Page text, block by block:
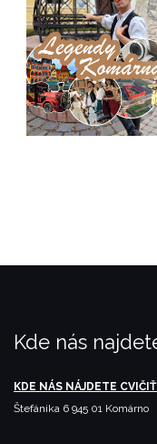
Kde nás
KDE NÁS NÁJDETE CVIČIŤ
Štefánika 6 945 01 Komárno